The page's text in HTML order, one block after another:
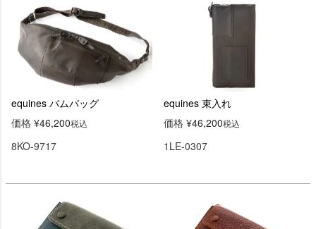
equines バムバッグ
価格 ¥46,200税込
8KO-9717
equines 束入れ
価格 ¥46,200税込
1LE-0307